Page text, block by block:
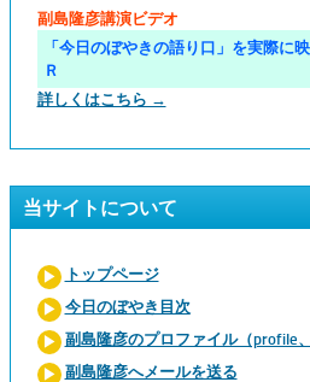
副島隆彦講演ビデオ
「今日のぼやきの語り口」を実際に
Ｒ
詳しくはこちら →
当サイトについて
トップページ
今日のぼやき目次
副島隆彦のプロファイル（profile
副島隆彦へメールを送る